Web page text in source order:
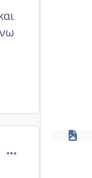
comment_875589
Μωράκια